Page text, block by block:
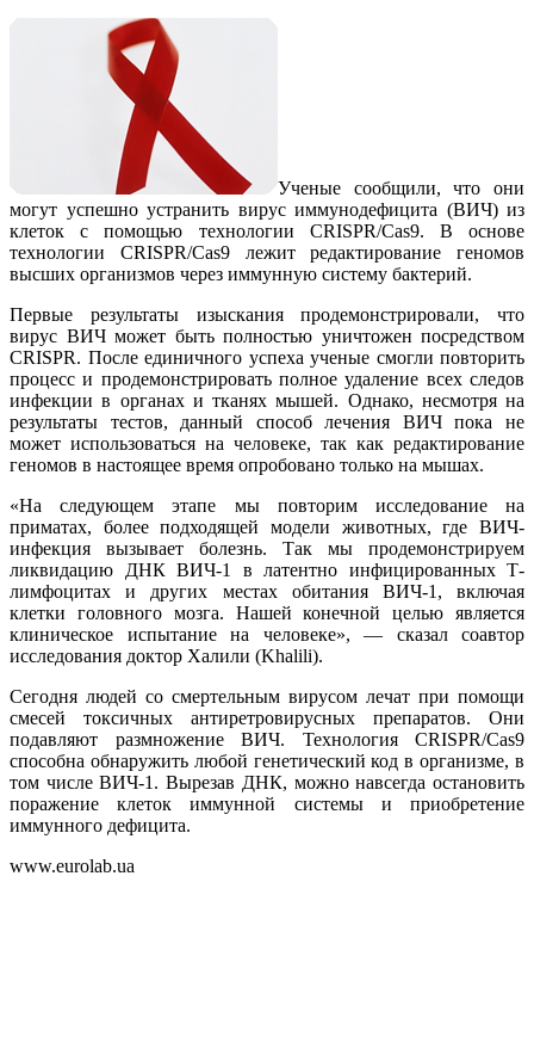
Ученые сообщили, что они
могут успешно устранить вирус иммунодефицита (ВИЧ) из
клеток с помощью технологии CRISPR/Cas9. В основе
технологии CRISPR/Cas9 лежит редактирование геномов
высших организмов через иммунную систему бактерий.
Первые результаты изыскания продемонстрировали, что
вирус ВИЧ может быть полностью уничтожен посредством
CRISPR. После единичного успеха ученые смогли повторить
процесс и продемонстрировать полное удаление всех следов
инфекции в органах и тканях мышей. Однако, несмотря на
результаты тестов, данный способ лечения ВИЧ пока не
может использоваться на человеке, так как редактирование
геномов в настоящее время опробовано только на мышах.
«На следующем этапе мы повторим исследование на
приматах, более подходящей модели животных, где ВИЧ-
инфекция вызывает болезнь. Так мы продемонстрируем
ликвидацию ДНК ВИЧ-1 в латентно инфицированных Т-
лимфоцитах и других местах обитания ВИЧ-1, включая
клетки головного мозга. Нашей конечной целью является
клиническое испытание на человеке», — сказал соавтор
исследования доктор Халили (Khalili).
Сегодня людей со смертельным вирусом лечат при помощи
смесей токсичных антиретровирусных препаратов. Они
подавляют размножение ВИЧ. Технология CRISPR/Cas9
способна обнаружить любой генетический код в организме, в
том числе ВИЧ-1. Вырезав ДНК, можно навсегда остановить
поражение клеток иммунной системы и приобретение
иммунного дефицита.
www.eurolab.ua